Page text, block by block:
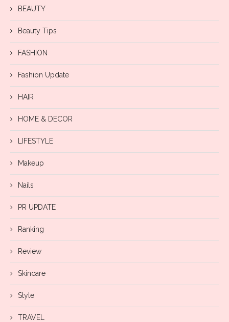
BEAUTY
Beauty Tips
FASHION
Fashion Update
HAIR
HOME & DECOR
LIFESTYLE
Makeup
Nails
PR UPDATE
Ranking
Review
Skincare
Style
TRAVEL